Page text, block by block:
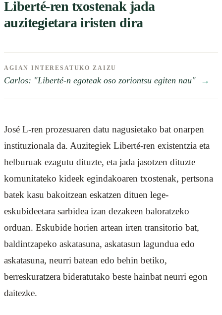
Liberté-ren txostenak jada
auzitegietara iristen dira
AGIAN INTERESATUKO ZAIZU
Carlos: "Liberté-n egoteak oso zoriontsu egiten nau" →
José L-ren prozesuaren datu nagusietako bat onarpen
instituzionala da. Auzitegiek Liberté-ren existentzia eta
helburuak ezagutu dituzte, eta jada jasotzen dituzte
komunitateko kideek egindakoaren txostenak, pertsona
batek kasu bakoitzean eskatzen dituen lege-
eskubideetara sarbidea izan dezakeen baloratzeko
orduan. Eskubide horien artean irten transitorio bat,
baldintzapeko askatasuna, askatasun lagundua edo
askatasuna, neurri batean edo behin betiko,
berreskuratzera bideratutako beste hainbat neurri egon
daitezke.